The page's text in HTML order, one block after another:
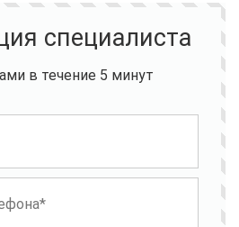
специалиста
в течение 5 минут